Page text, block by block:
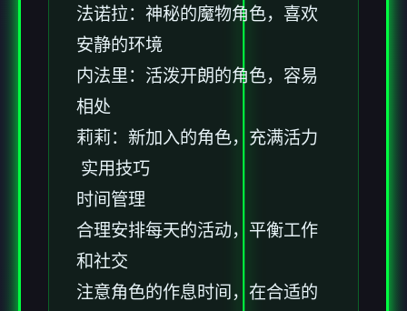
法诺拉：神秘的魔物角色，喜欢
安静的环境
内法里：活泼开朗的角色，容易
相处
莉莉：新加入的角色，充满活力
实用技巧
时间管理
合理安排每天的活动，平衡工作
和社交
注意角色的作息时间，在合适的